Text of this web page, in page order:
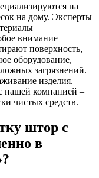
на
на дому. Эксперты
внимание
поверхность,
оборудование,
загрязнений.
изделия.
нашей компанией –
чистых средств.
штор с
в